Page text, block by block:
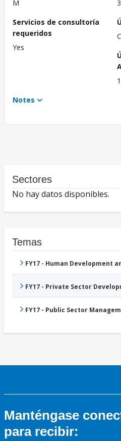
M
Servicios de consultoría
requeridos
Yes
Notes
Sectores
No hay datos disponibles.
Temas
FY17 - Human Development
FY17 - Private Sector
FY17 - Public Sector
Manténgase
para recibir: